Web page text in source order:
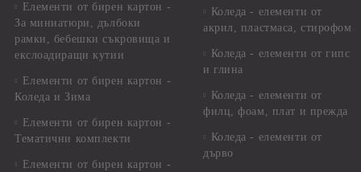
Елементи от бирен картон -
За миниатюри, дълбоки
рамки, бебешки съкровища и
екслоадиращи кутии
Елементи от бирен картон -
Коледа и Зима
Елементи от бирен картон -
Тематични комплекти
Елементи от бирен картон -
Коледа - елементи от
акрил, пластмаса, стирофом
Коледа - елементи от гипс
и глина
Коледа - елементи от
филц, фоам, плат и прежда
Коледа - елементи от
дърво